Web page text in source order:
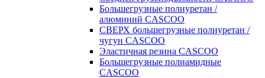
Большегрузные полиуретан /
алюминий CASCOO
СВЕРХ большегрузные полиуретан /
чугун CASCOO
Эластичная резина CASCOO
Большегрузные полиамидные
CASCOO